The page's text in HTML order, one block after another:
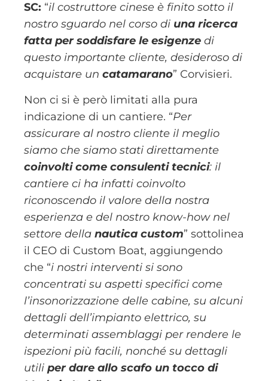
SC: “il costruttore cinese è finito sotto il
nostro sguardo nel corso di una ricerca
fatta per soddisfare le esigenze di
questo importante cliente, desideroso di
acquistare un catamarano” Corvisieri.
Non ci si è però limitati alla pura
indicazione di un cantiere. “Per
assicurare al nostro cliente il meglio
siamo che siamo stati direttamente
coinvolti come consulenti tecnici: il
cantiere ci ha infatti coinvolto
riconoscendo il valore della nostra
esperienza e del nostro know-how nel
settore della nautica custom” sottolinea
il CEO di Custom Boat, aggiungendo
che “i nostri interventi si sono
concentrati su aspetti specifici come
l’insonorizzazione delle cabine, su alcuni
dettagli dell’impianto elettrico, su
determinati assemblaggi per rendere le
ispezioni più facili, nonché su dettagli
utili per dare allo scafo un tocco di